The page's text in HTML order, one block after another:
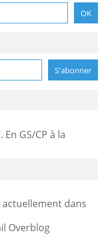
GS/CP à la
actuellement dans
Overblog